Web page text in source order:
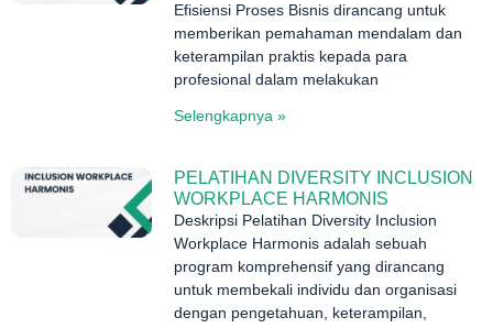
Efisiensi Proses Bisnis dirancang untuk
memberikan pemahaman mendalam dan
keterampilan praktis kepada para
profesional dalam melakukan
Selengkapnya »
PELATIHAN DIVERSITY INCLUSION
WORKPLACE HARMONIS
Deskripsi Pelatihan Diversity Inclusion
Workplace Harmonis adalah sebuah
program komprehensif yang dirancang
untuk membekali individu dan organisasi
dengan pengetahuan, keterampilan,